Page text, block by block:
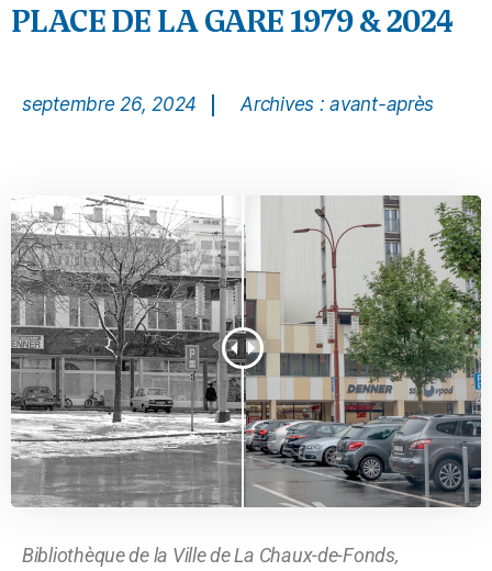
PLACE DE LA GARE 1979 & 2024
septembre 26, 2024 Archives : avant-après
Bibliothèque de la Ville de La Chaux-de-Fonds,